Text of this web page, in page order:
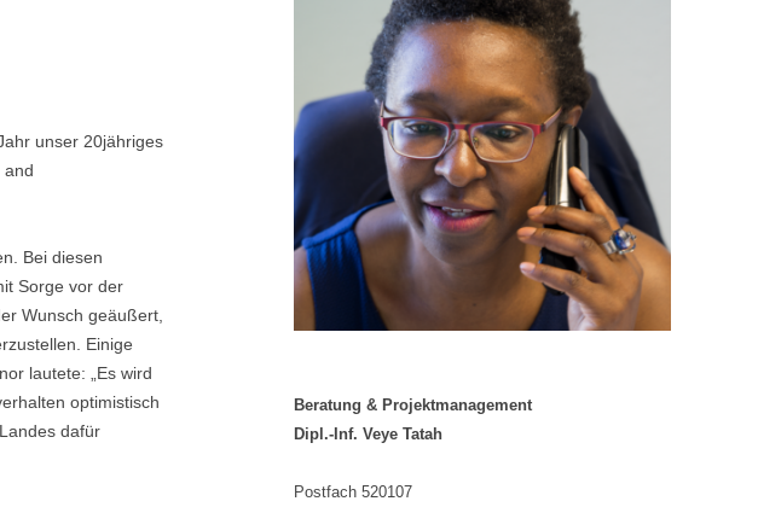
unser 20jähriges
and
Bei diesen
Sorge vor der
Wunsch geäußert,
Einige
lautete: „Es wird
optimistisch
dafür
Beratung & Projektmanagement
Dipl.-Inf. Veye Tatah
Postfach 520107